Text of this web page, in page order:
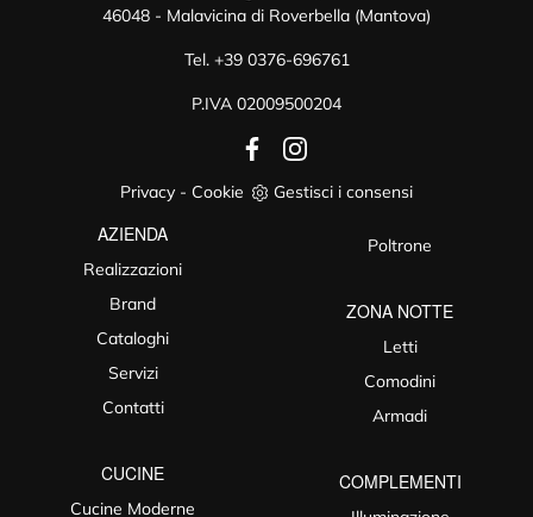
46048 - Malavicina di Roverbella (Mantova)
Tel. +39 0376-696761
P.IVA 02009500204
Privacy - Cookie Gestisci i consensi
AZIENDA
Realizzazioni
Brand
Cataloghi
Servizi
Contatti
CUCINE
Cucine Moderne
Poltrone
ZONA NOTTE
Letti
Comodini
Armadi
COMPLEMENTI